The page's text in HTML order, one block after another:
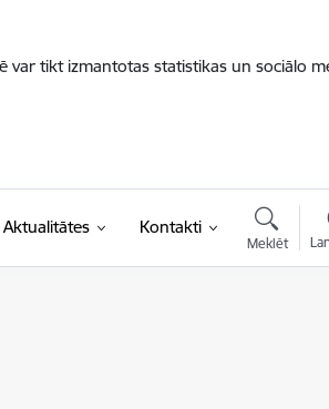
var tikt izmantotas statistikas un sociālo
Aktualitātes Kontakti
Meklēt